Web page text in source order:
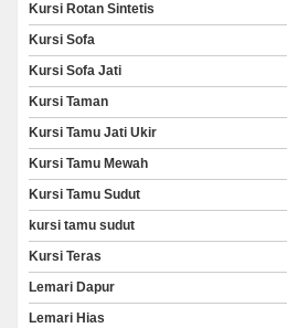
Kursi Rotan Sintetis
Kursi Sofa
Kursi Sofa Jati
Kursi Taman
Kursi Tamu Jati Ukir
Kursi Tamu Mewah
Kursi Tamu Sudut
kursi tamu sudut
Kursi Teras
Lemari Dapur
Lemari Hias